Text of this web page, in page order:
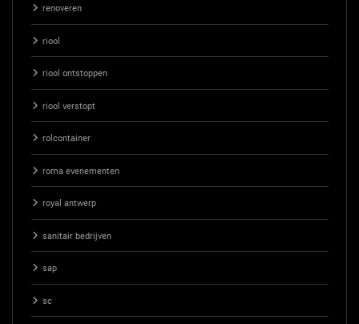
renoveren
riool
riool ontstoppen
riool verstopt
rolcontainer
roma evenementen
royal antwerp
sanitair bedrijven
sap
sc